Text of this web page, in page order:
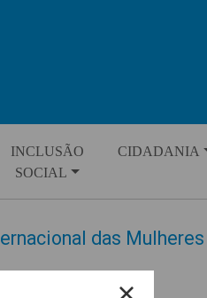
INCLUSÃO
SOCIAL
CIDADANIA
das Mulheres